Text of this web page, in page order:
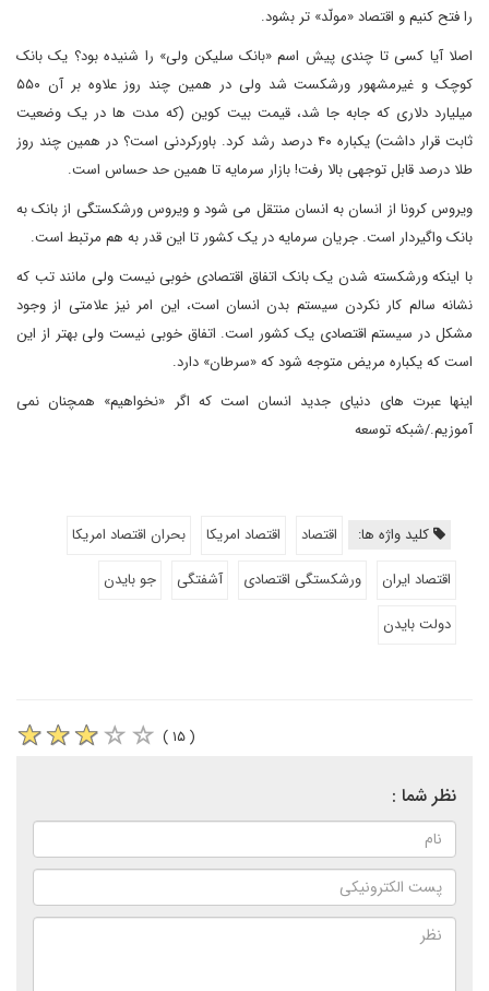
را فتح کنیم و اقتصاد «مولّد» تر بشود.
اصلا آیا کسی تا چندی پیش اسم «بانک سلیکن ولی» را شنیده بود؟ یک بانک
کوچک و غیرمشهور ورشکست شد ولی در همین چند روز علاوه بر آن ۵۵۰
میلیارد دلاری که جابه جا شد، قیمت بیت کوین (که مدت ها در یک وضعیت
ثابت قرار داشت) یکباره ۴۰ درصد رشد کرد. باورکردنی است؟ در همین چند روز
طلا درصد قابل توجهی بالا رفت! بازار سرمایه تا همین حد حساس است.
ویروس کرونا از انسان به انسان منتقل می شود و ویروس ورشکستگی از بانک به
بانک واگیردار است. جریان سرمایه در یک کشور تا این قدر به هم مرتبط است.
با اینکه ورشکسته شدن یک بانک اتفاق اقتصادی خوبی نیست ولی مانند تب که
نشانه سالم کار نکردن سیستم بدن انسان است، این امر نیز علامتی از وجود
مشکل در سیستم اقتصادی یک کشور است. اتفاق خوبی نیست ولی بهتر از این
است که یکباره مریض متوجه شود که «سرطان» دارد.
اینها عبرت های دنیای جدید انسان است که اگر «نخواهیم» همچنان نمی
آموزیم./شبکه توسعه
کلید واژه ها: اقتصاد اقتصاد امریکا
بحران اقتصاد امریکا
اقتصاد ایران
ورشکستگی اقتصادی آشفتگی
جو بایدن
دولت بایدن
( ۱۵ )
نظر شما :